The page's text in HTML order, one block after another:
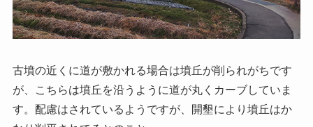
古墳の近くに道が敷かれる場合は墳丘が削られがちです
が、こちらは墳丘を沿うように道が丸くカーブしていま
す。配慮はされているようですが、開墾により墳丘はか